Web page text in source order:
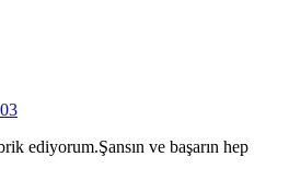
ediyorum.Şansın ve başarın hep